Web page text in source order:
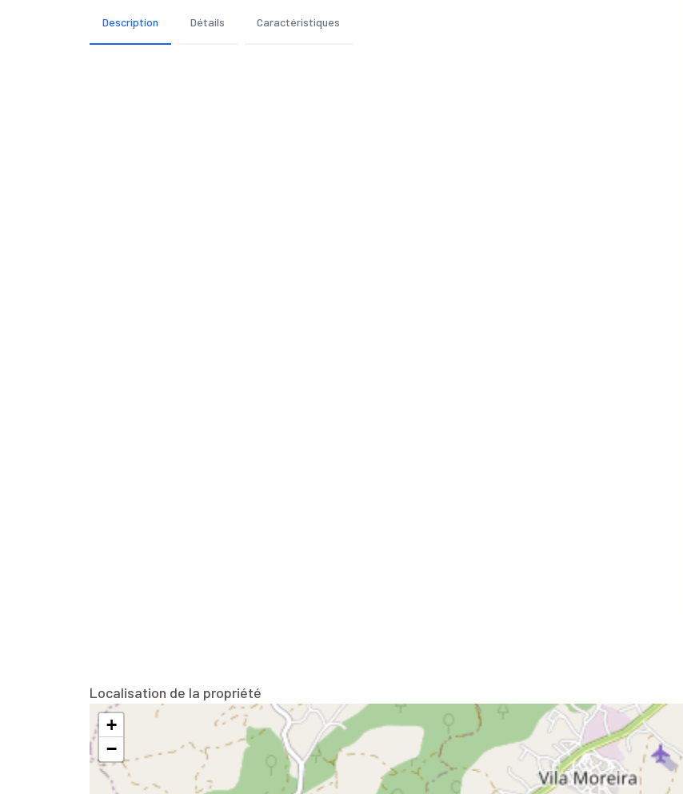
Description Détails Caractéristiques
Localisation de la propriété
+
−